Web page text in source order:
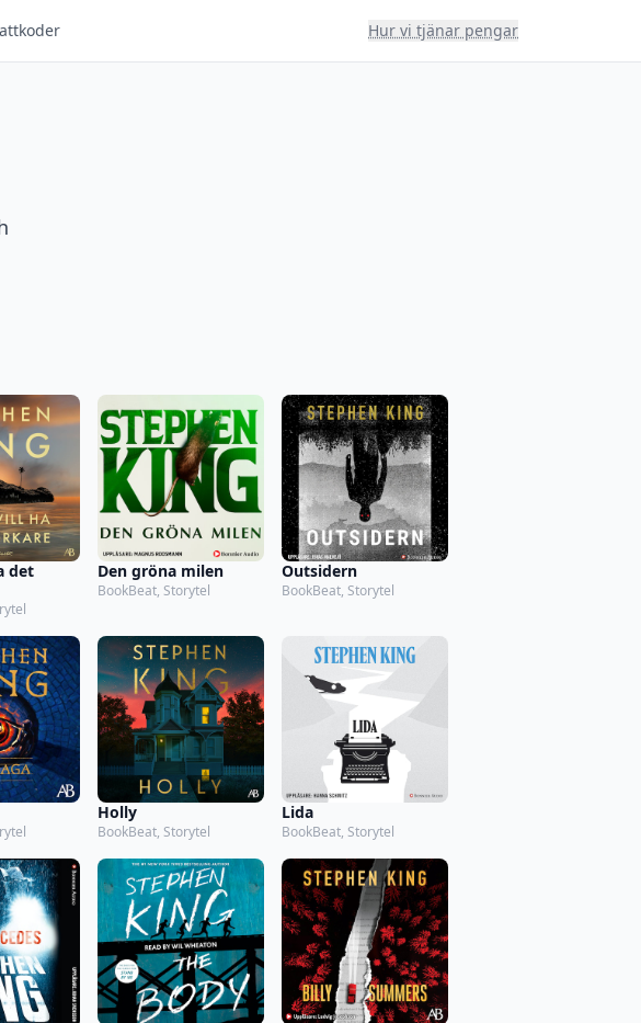
Hur vi tjänar pengar
det
Den gröna milen
BookBeat, Storytel
Outsidern
BookBeat, Storytel
Holly
BookBeat, Storytel
Lida
BookBeat, Storytel